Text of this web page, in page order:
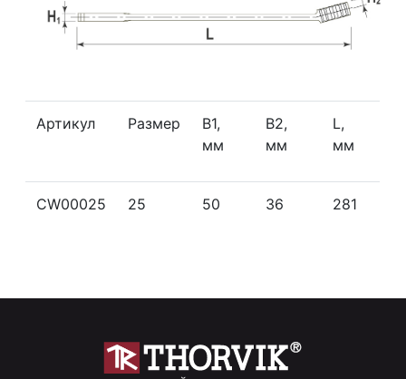
Артикул Размер
B1,
мм
В2,
мм
L,
мм
CW00025 25 50 36 281